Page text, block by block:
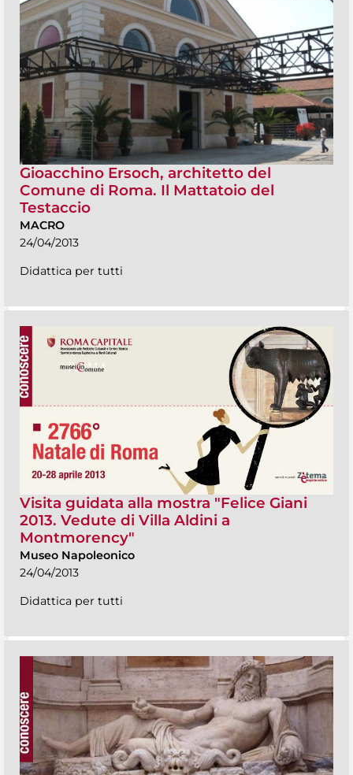
Gioacchino Ersoch, architetto del
Comune di Roma. Il Mattatoio del
Testaccio
MACRO
24/04/2013
Didattica per tutti
Visita guidata alla mostra "Felice Giani
2013. Vedute di Villa Aldini a
Montmorency"
Museo Napoleonico
24/04/2013
Didattica per tutti